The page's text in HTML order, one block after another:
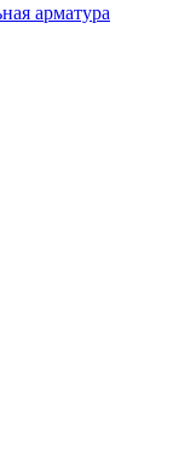
арматура